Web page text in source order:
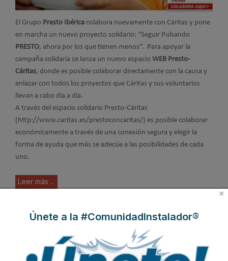
El Grupo Presto Ibérica colabora nuevamente con Cáritas y pone
en marcha un nuevo proyecto solidario: “Seguir Pulsando
PRESTO, ahora por los que tienen menos”. Para apoyar la
campaña solidaria se lanza un nuevo espacio WEB Presto-
Cáritas, donde es posible colaborar directamente con la causa y
enlazar con todos los proyectos que Cáritas y sus voluntarios
llevan a cabo día a día.
A través del espacio solidario Presto-Cáritas
(http://www.caritas.es/prestoconcaritas/) es posible colaborar
económicamente a través de una conexión segura y elegir la
forma de ayuda que más se adecúe a las posibilidades de cada
uno.
Leer más ...
Presto Ibérica renueva las
páginas web del Grupo
Publicado en Actualidad 26 Mar 2014
×
Únete a la #ComunidadInstalador®